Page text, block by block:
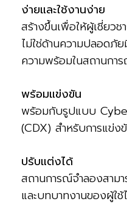
ง่ายและใช้งานง่าย
สร้างขึ้นเพื่อให้ผู้เชี่ยว
ไม่ใช่ด้านความปลอดภั
ความพร้อมในสถานกา
พร้อมแข่งขัน
พร้อมกับรูปแบบ
(CDX) สำหรับการแข่
ปรับแต่งได้
สถานการณ์จำลองสาม
และบทบาทงานของผู้ใช้